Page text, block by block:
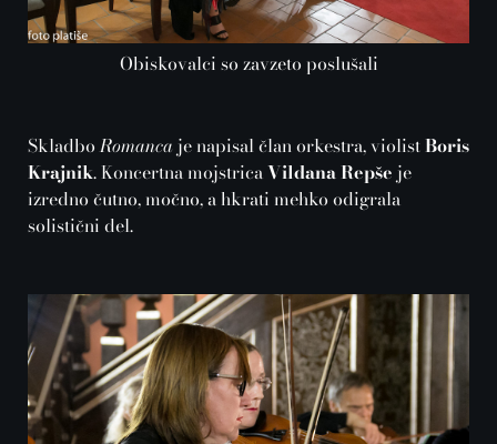
Obiskovalci so zavzeto poslušali
SkladboRomanca je napisal član orkestra, violistBoris
Krajnik. Koncertna mojstricaVildana Repše je
izredno čutno, močno, a hkrati mehko odigrala
solistični del.